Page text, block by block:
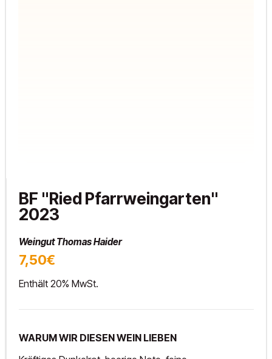
BF "Ried Pfarrweingarten"
2023
Weingut Thomas Haider
7,50€
Enthält 20% MwSt.
WARUM WIR DIESEN WEIN LIEBEN